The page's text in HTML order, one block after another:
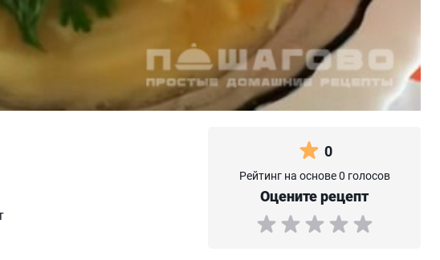
0
Рейтинг на основе 0 голосов
Оцените рецепт